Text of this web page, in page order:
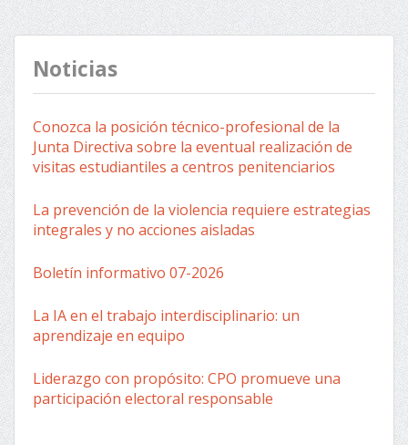
Noticias
Conozca la posición técnico-profesional de la
Junta Directiva sobre la eventual realización de
visitas estudiantiles a centros penitenciarios
La prevención de la violencia requiere estrategias
integrales y no acciones aisladas
Boletín informativo 07-2026
La IA en el trabajo interdisciplinario: un
aprendizaje en equipo
Liderazgo con propósito: CPO promueve una
participación electoral responsable